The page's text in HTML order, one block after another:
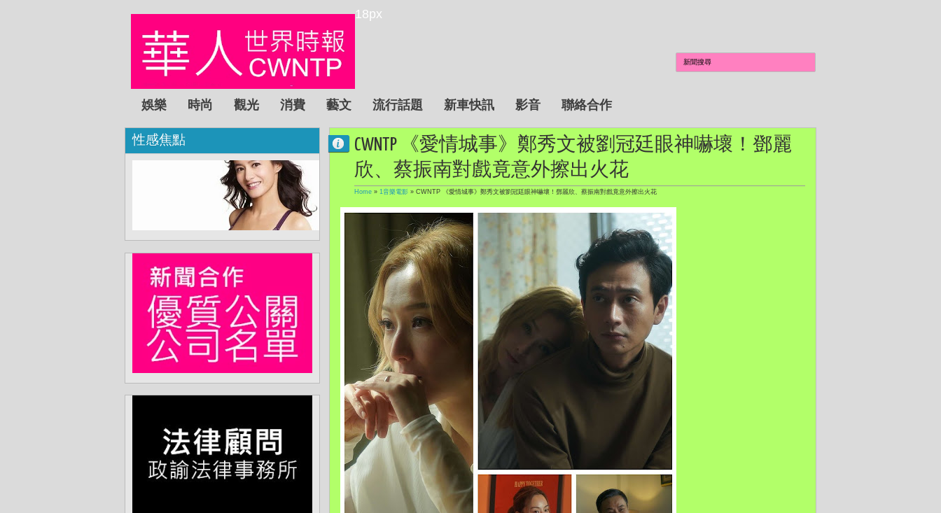
18px
娛樂 時尚 觀光 消費 藝文 流行話題 新車快訊 影音 聯絡合作
CWNTP 《愛情城事》鄭秀文被劉冠廷眼神嚇壞！鄧麗
欣、蔡振南對戲竟意外擦出火花
Home » 1音樂電影 » CWNTP 《愛情城事》鄭秀文被劉冠廷眼神嚇壞！鄧麗欣、蔡振南對戲竟意外擦出火花
性感焦點